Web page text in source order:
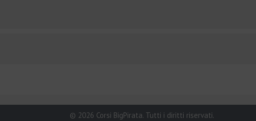
© 2026 Corsi BigPirata. Tutti i diritti riservati.